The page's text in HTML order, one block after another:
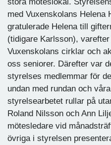
med Vuxenskolans Helena
gratulerade Helena till
(tidigare Karlsson),
Vuxenskolans cirklar och
oss seniorer. Därefter var
styrelses medlemmar för
undan med rundan och
styrelsearbetet rullar på
Roland Nilsson och Ann
mötesledare vid
övriga i styrelsen